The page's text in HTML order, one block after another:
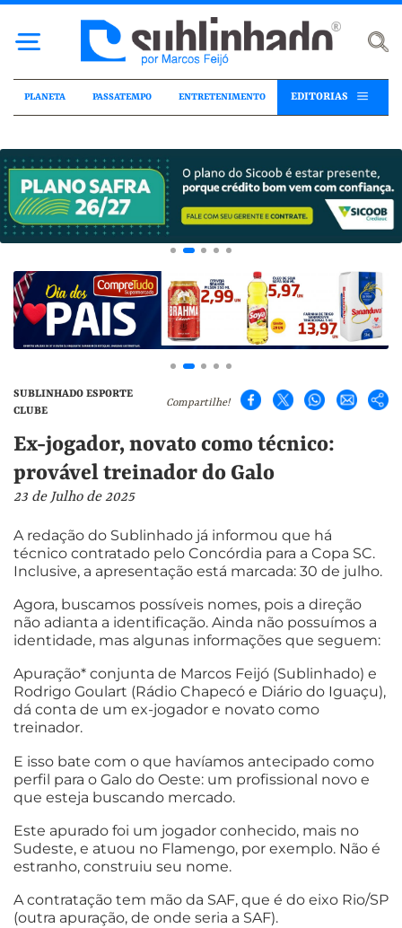
PLANETA PASSATEMPO ENTRETENIMENTO EDITORIAS
SUBLINHADO ESPORTE
CLUBE
Compartilhe!
Ex-jogador, novato como técnico:
provável treinador do Galo
23 de Julho de 2025
A redação do Sublinhado já informou que há
técnico contratado pelo Concórdia para a Copa SC.
Inclusive, a apresentação está marcada: 30 de julho.
Agora, buscamos possíveis nomes, pois a direção
não adianta a identificação. Ainda não possuímos a
identidade, mas algunas informações que seguem:
Apuração* conjunta de Marcos Feijó (Sublinhado) e
Rodrigo Goulart (Rádio Chapecó e Diário do Iguaçu),
dá conta de um ex-jogador e novato como
treinador.
E isso bate com o que havíamos antecipado como
perfil para o Galo do Oeste: um profissional novo e
que esteja buscando mercado.
Este apurado foi um jogador conhecido, mais no
Sudeste, e atuou no Flamengo, por exemplo. Não é
estranho, construiu seu nome.
A contratação tem mão da SAF, que é do eixo Rio/SP
(outra apuração, de onde seria a SAF).